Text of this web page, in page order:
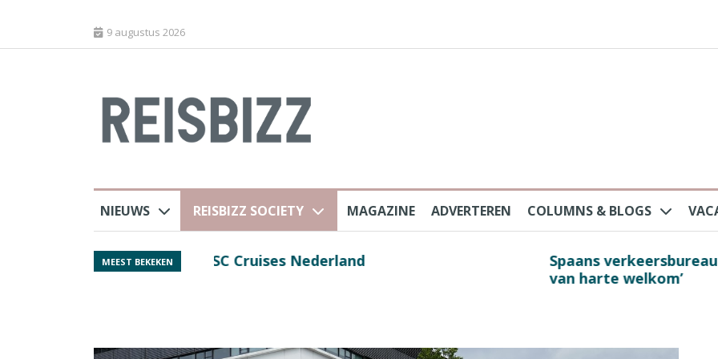
9 augustus 2026
NIEUWS REISBIZZ SOCIETY MAGAZINE ADVERTEREN COLUMNS & BLOGS
MEEST BEKEKEN
Spaans verkeersbureau na protesten massatoerisme: ‘Nederlandse